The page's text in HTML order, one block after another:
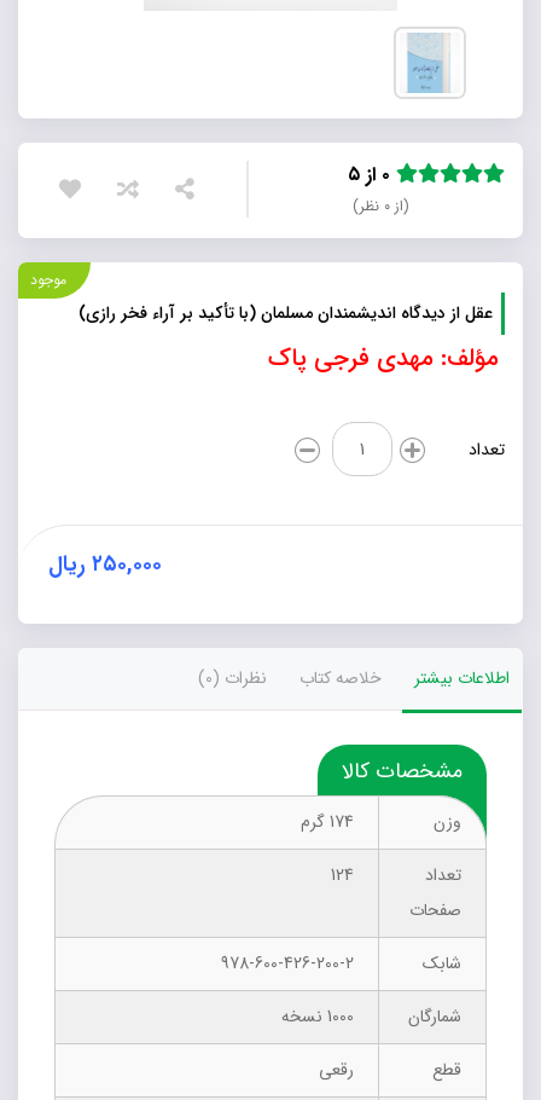
(از ۰ نظر)
موجود
عقل از دیدگاه اندیشمندان مسلمان (با تأکید بر آراء فخر رازی)
مؤلف: مهدی فرجی پاک
تعداد
عقل
از
دیدگاه
مسلمان
رازی)
عدد
۲۵۰,۰۰۰ ریال
اطلاعات بیشتر خلاصه کتاب نظرات (0)
مشخصات کالا
وزن
174 گرم
تعداد
صفحات
124
شابک
978-600-426-200-2
شمارگان
1000 نسخه
قطع
رقعی